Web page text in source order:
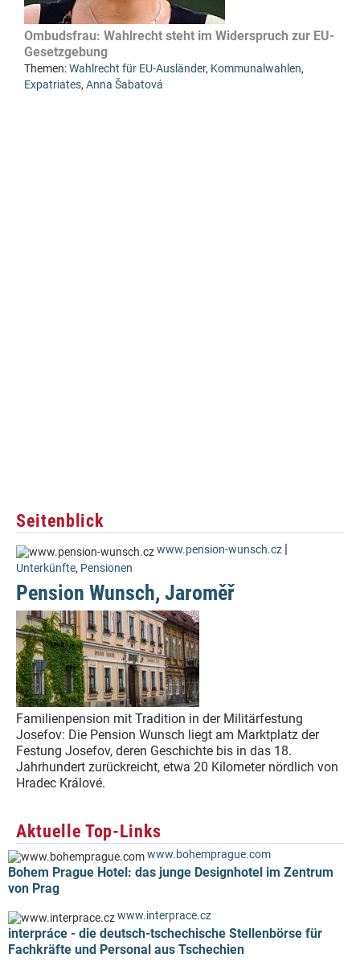
Ombudsfrau: Wahlrecht steht im Widerspruch zur EU-
Gesetzgebung
Themen:Wahlrecht für EU-Ausländer, Kommunalwahlen,
Expatriates, Anna Šabatová
Seitenblick
www.pension-wunsch.cz |
Unterkünfte, Pensionen
Pension Wunsch, Jaroměř
Familienpension mit Tradition in der Militärfestung
Josefov: Die Pension Wunsch liegt am Marktplatz der
Festung Josefov, deren Geschichte bis in das 18.
Jahrhundert zurückreicht, etwa 20 Kilometer nördlich von
Hradec Králové.
Aktuelle Top-Links
www.bohemprague.com
Bohem Prague Hotel: das junge Designhotel im Zentrum
von Prag
www.interprace.cz
interpráce - die deutsch-tschechische Stellenbörse für
Fachkräfte und Personal aus Tschechien